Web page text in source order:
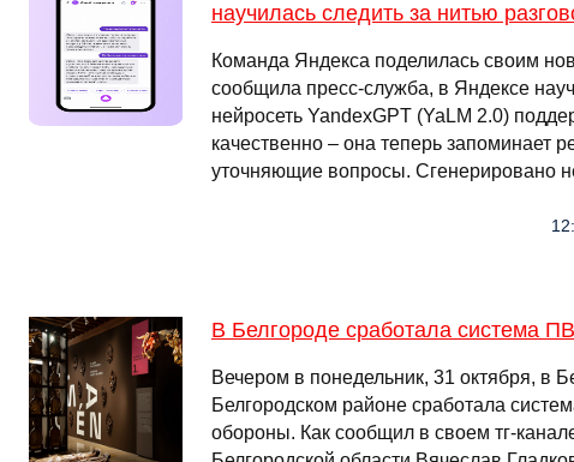
научилась следить за нитью
Команда Яндекса поделилась своим
сообщила пресс-служба, в Яндексе
нейросеть YandexGPT (YaLM 2.0)
качественно – она теперь запоминает
уточняющие вопросы. Сгенерировано
В Белгороде сработала система
Вечером в понедельник, 31 октября, в
Белгородском районе сработала
обороны. Как сообщил в своем тг-